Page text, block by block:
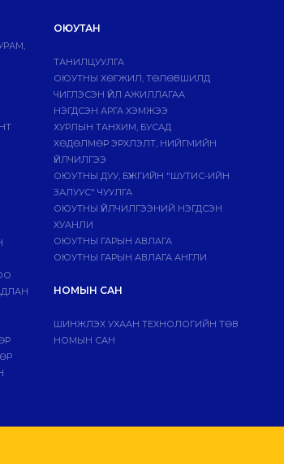
ОЮУТАН
ТАНИЛЦУУЛГА
ОЮУТНЫ ХӨГЖИЛ, ТӨЛӨВШИЛД
ЧИГЛЭСЭН ҮЙЛ АЖИЛЛАГАА
НЭГДСЭН АРГА ХЭМЖЭЭ
ХУРЛЫН ТАНХИМ, БУСАД
ХӨДӨЛМӨР ЭРХЛЭЛТ, НИЙГМИЙН
ҮЙЛЧИЛГЭЭ
ОЮУТНЫ ДУУ, БҮЖГИЙН "ШУТИС-ИЙН
ЗАЛУУС" ЧУУЛГА
ОЮУТНЫ ҮЙЛЧИЛГЭЭНИЙ НЭГДСЭН
ХУАНЛИ
ОЮУТНЫ ГАРЫН АВЛАГА
ОЮУТНЫ ГАРЫН АВЛАГА АНГЛИ
НОМЫН САН
ШИНЖЛЭХ УХААН ТЕХНОЛОГИЙН ТӨВ
НОМЫН САН